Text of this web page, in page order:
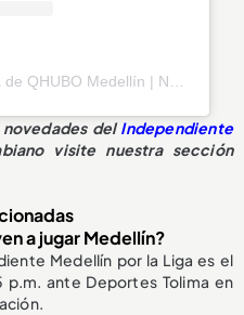
novedades delIndependiente
visite nuestra sección
a jugar Medellín?
Medellín por la Liga es el
p.m. ante Deportes Tolima en